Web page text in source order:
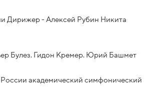
Дирижер - Алексей Рубин Никита
Булез. Гидон Кремер. Юрий Башмет
академический симфонический